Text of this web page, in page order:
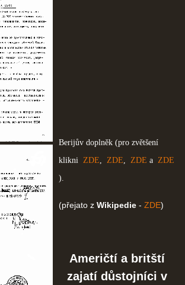
Berijův doplněk (pro zvětšení
klikni ZDE, ZDE, ZDE a ZDE
).
(přejato z Wikipedie - ZDE)
Američtí a britští
zajatí důstojníci v